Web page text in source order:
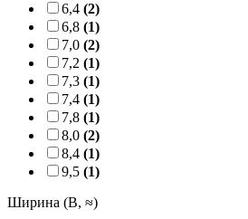
6,4 (2)
6,8 (1)
7,0 (2)
7,2 (1)
7,3 (1)
7,4 (1)
7,8 (1)
8,0 (2)
8,4 (1)
9,5 (1)
Ширина (B, ≈)